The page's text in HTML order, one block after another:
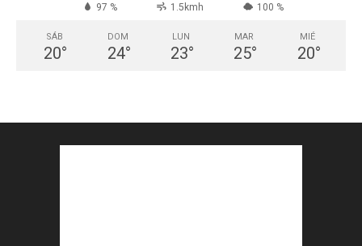
97 % 1.5kmh 100 %
SÁB
20°
DOM
24°
LUN
23°
MAR
25°
MIÉ
20°